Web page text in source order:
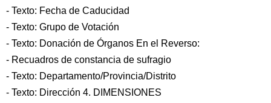
- Texto: Fecha de Caducidad
- Texto: Grupo de Votación
- Texto: Donación de Órganos En el Reverso:
- Recuadros de constancia de sufragio
- Texto: Departamento/Provincia/Distrito
- Texto: Dirección 4. DIMENSIONES